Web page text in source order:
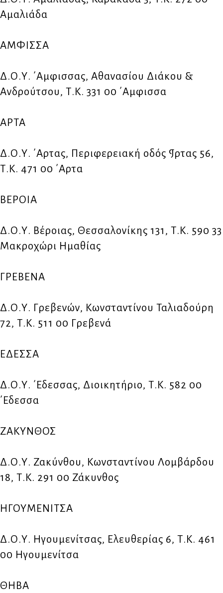
Αμαλιάδα
ΑΜΦΙΣΣΑ
Δ.Ο.Υ. ΄Αμφισσας, Αθανασίου Διάκου &
Ανδρούτσου, Τ.Κ. 331 00 ΄Αμφισσα
ΑΡΤΑ
Δ.Ο.Υ. ΄Αρτας, Περιφερειακή οδός ¶ρτας 56,
Τ.Κ. 471 00 ΄Αρτα
ΒΕΡΟΙΑ
Δ.Ο.Υ. Βέροιας, Θεσσαλονίκης 131, Τ.Κ. 590 33
Μακροχώρι Ημαθίας
ΓΡΕΒΕΝΑ
Δ.Ο.Υ. Γρεβενών, Κωνσταντίνου Ταλιαδούρη
72, Τ.Κ. 511 00 Γρεβενά
ΕΔΕΣΣΑ
Δ.Ο.Υ. ΄Εδεσσας, Διοικητήριο, Τ.Κ. 582 00
΄Εδεσσα
ΖΑΚΥΝΘΟΣ
Δ.Ο.Υ. Ζακύνθου, Κωνσταντίνου Λομβάρδου
18, Τ.Κ. 291 00 Ζάκυνθος
ΗΓΟΥΜΕΝΙΤΣΑ
Δ.Ο.Υ. Ηγουμενίτσας, Ελευθερίας 6, Τ.Κ. 461
00 Ηγουμενίτσα
ΘΗΒΑ